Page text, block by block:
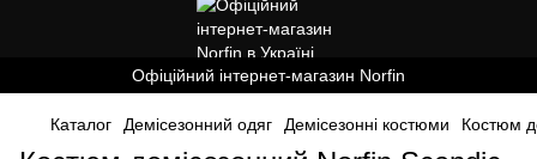
Офіційний інтернет-магазин Norfin
Каталог Демісезонний одяг Демісезонні костюми Костюм